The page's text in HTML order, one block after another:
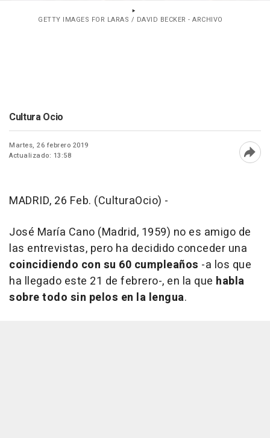
GETTY IMAGES FOR LARAS / DAVID BECKER - ARCHIVO
Cultura Ocio
Martes, 26 febrero 2019
Actualizado: 13:58
MADRID, 26 Feb. (CulturaOcio) -
José María Cano (Madrid, 1959) no es amigo de
las entrevistas, pero ha decidido conceder una
coincidiendo con su 60 cumpleaños -a los que
ha llegado este 21 de febrero-, en la que habla
sobre todo sin pelos en la lengua.